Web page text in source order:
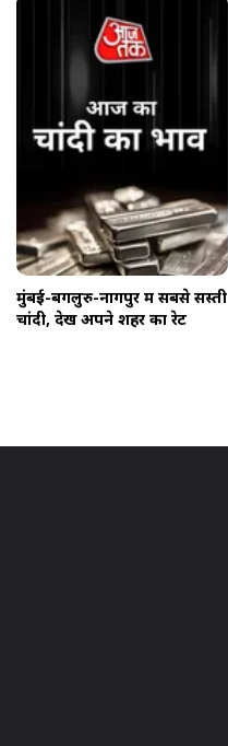
मुंबई-बेंगलुरु-नागपुर में सबसे सस्ती
चांदी, देखें अपने शहर का रेट